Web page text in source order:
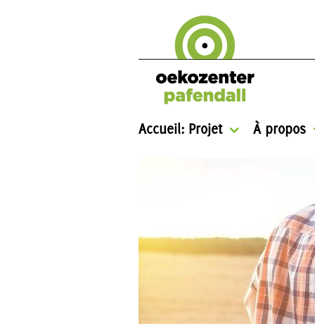
Accueil: Projet À propos